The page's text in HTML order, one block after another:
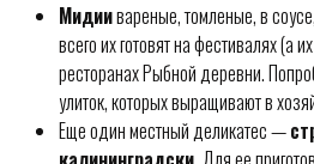
Мидиивареные, томленые, в
всего их готовят на фестивалях (а
ресторанах Рыбной деревни.
улиток, которых выращивают в
Еще один местный деликатес —